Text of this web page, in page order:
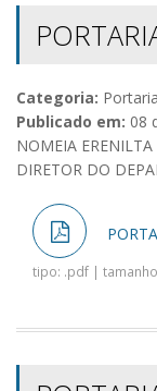
Categoria: Portaria
Publicado em: 08
NOMEIA
DIRETOR DO
tipo: .pdf |